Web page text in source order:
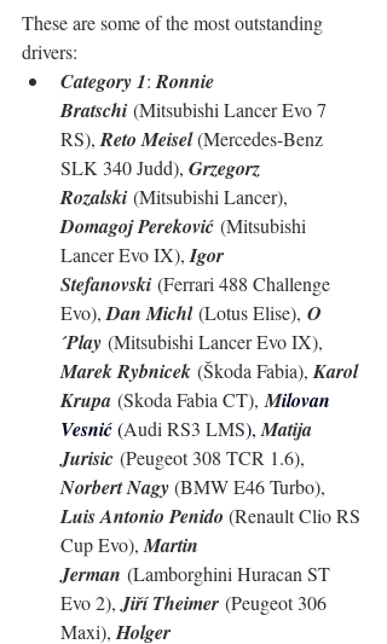
These are some of the most outstanding
drivers:
Category 1: Ronnie
Bratschi (Mitsubishi Lancer Evo 7
RS), Reto Meisel (Mercedes-Benz
SLK 340 Judd), Grzegorz
Rozalski (Mitsubishi Lancer),
Domagoj Pereković (Mitsubishi
Lancer Evo IX), Igor
Stefanovski (Ferrari 488 Challenge
Evo), Dan Michl (Lotus Elise), O
´Play (Mitsubishi Lancer Evo IX),
Marek Rybnicek (Škoda Fabia), Karol
Krupa (Skoda Fabia CT), Milovan
Vesnić (Audi RS3 LMS), Matija
Jurisic (Peugeot 308 TCR 1.6),
Norbert Nagy (BMW E46 Turbo),
Luis Antonio Penido (Renault Clio RS
Cup Evo), Martin
Jerman (Lamborghini Huracan ST
Evo 2), Jiří Theimer (Peugeot 306
Maxi), Holger